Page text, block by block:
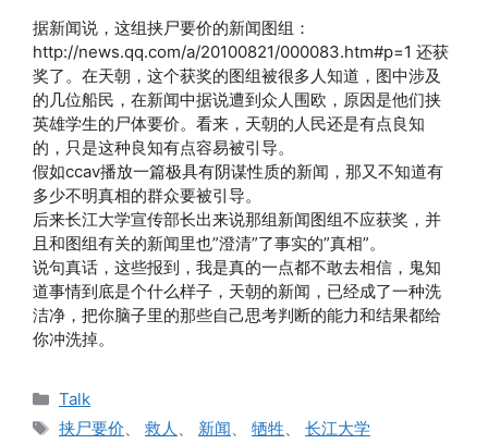
据新闻说，这组挟尸要价的新闻图组：
http://news.qq.com/a/20100821/000083.htm#p=1 还获
奖了。在天朝，这个获奖的图组被很多人知道，图中涉及
的几位船民，在新闻中据说遭到众人围欧，原因是他们挟
英雄学生的尸体要价。看来，天朝的人民还是有点良知
的，只是这种良知有点容易被引导。
假如ccav播放一篇极具有阴谋性质的新闻，那又不知道有
多少不明真相的群众要被引导。
后来长江大学宣传部长出来说那组新闻图组不应获奖，并
且和图组有关的新闻里也”澄清”了事实的”真相”。
说句真话，这些报到，我是真的一点都不敢去相信，鬼知
道事情到底是个什么样子，天朝的新闻，已经成了一种洗
洁净，把你脑子里的那些自己思考判断的能力和结果都给
你冲洗掉。
分
类
Talk
标
挟尸要价、 救人 、 新闻、 牺牲、 长江大学